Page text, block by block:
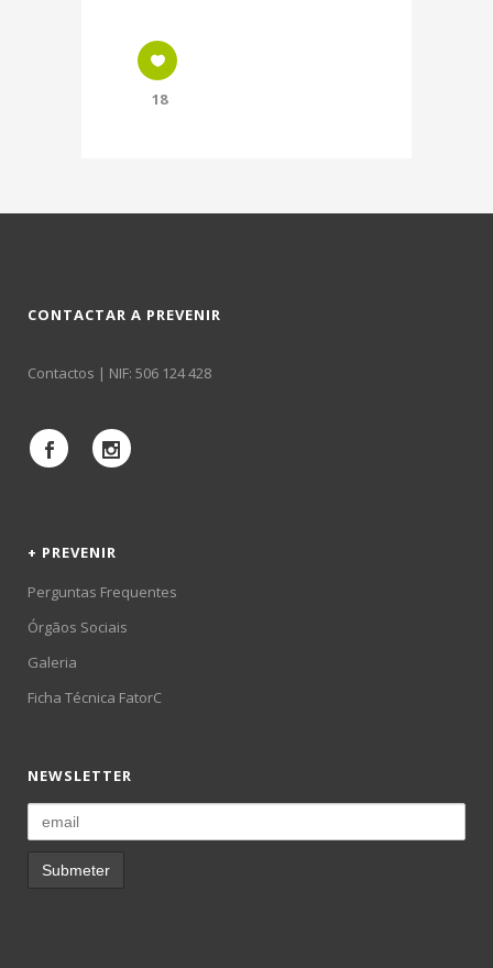
18
CONTACTAR A PREVENIR
Contactos | NIF: 506 124 428
+ PREVENIR
Perguntas Frequentes
Órgãos Sociais
Galeria
Ficha Técnica FatorC
NEWSLETTER